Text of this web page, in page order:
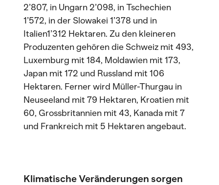
2’807, in Ungarn 2’098, in Tschechien
1’572, in der Slowakei 1’378 und in
Italien1’312 Hektaren. Zu den kleineren
Produzenten gehören die Schweiz mit 493,
Luxemburg mit 184, Moldawien mit 173,
Japan mit 172 und Russland mit 106
Hektaren. Ferner wird Müller-Thurgau in
Neuseeland mit 79 Hektaren, Kroatien mit
60, Grossbritannien mit 43, Kanada mit 7
und Frankreich mit 5 Hektaren angebaut.
Klimatische Veränderungen sorgen